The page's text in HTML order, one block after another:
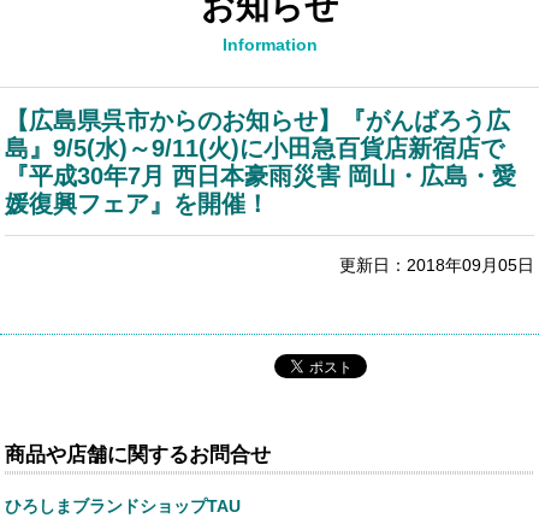
Information
【広島県呉市からのお知らせ】『がんばろう広
島』9/5(水)～9/11(火)に小田急百貨店新宿店で
『平成30年7月 西日本豪雨災害 岡山・広島・愛
媛復興フェア』を開催！
更新日：2018年09月05日
商品や店舗に関するお問合せ
ひろしまブランドショップTAU